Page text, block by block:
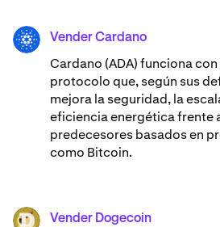
ADA Vender Cardano
Cardano (ADA) ​​funciona
protocolo que, según sus
mejora la seguridad, la
eficiencia energética frente
predecesores basados en
como Bitcoin.
DOGE Vender Dogecoin